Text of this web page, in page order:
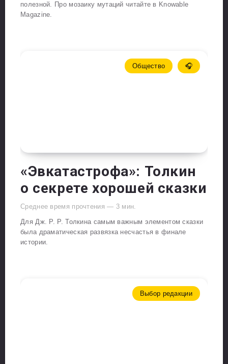
полезной. Про мозаику мутаций читайте в Knowable
Magazine.
Общество 🎧
«Эвкатастрофа»: Толкин
о секрете хорошей сказки
Среднее время прочтения — 3 мин.
Для Дж. Р. Р. Толкина самым важным элементом сказки
была драматическая развязка несчастья в финале
истории.
Выбор редакции